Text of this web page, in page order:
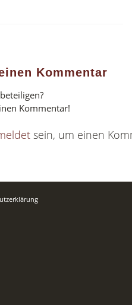
Kommentar
Kommentar!
sein, um einen